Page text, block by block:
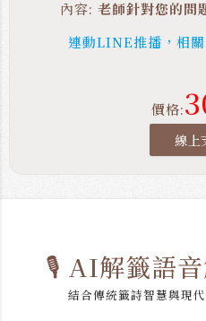
內容: 老師針對您的問
連動LINE推播，相
價格:
線上
🎙️ AI解籤語
結合傳統籤詩智慧與現